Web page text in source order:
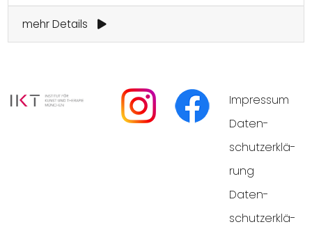
mehr Details
Impres­sum
Daten­
schutz­er­klä­
rung
Daten­
schutz­er­klä­